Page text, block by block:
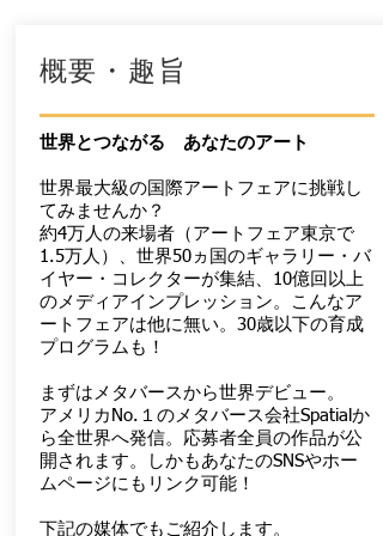
​概要・趣旨
世界とつながる あなたのアート
世界最大級の国際アートフェアに挑戦し
てみませんか？
約4万人の来場者（アートフェア東京で
1.5万人）、世界50ヵ国のギャラリー・バ
イヤー・コレクターが集結、10億回以上
のメディアインプレッション。こんなア
ートフェアは他に無い。30歳以下の育成
プログラムも！
まずはメタバースから世界デビュー。
アメリカNo.１のメタバース会社Spatialか
ら全世界へ発信。応募者全員の作品が公
開されます。しかもあなたのSNSやホー
ムページにもリンク可能！
下記の媒体でもご紹介します。